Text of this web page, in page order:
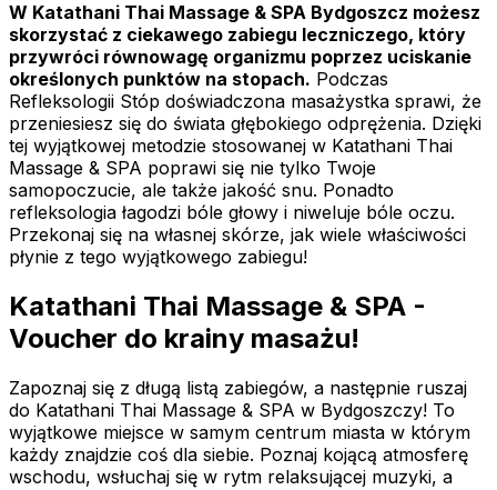
W Katathani Thai Massage & SPA Bydgoszcz możesz
skorzystać z ciekawego zabiegu leczniczego, który
przywróci równowagę organizmu poprzez uciskanie
określonych punktów na stopach. Podczas
Refleksologii Stóp doświadczona masażystka sprawi, że
przeniesiesz się do świata głębokiego odprężenia. Dzięki
tej wyjątkowej metodzie stosowanej w Katathani Thai
Massage & SPA poprawi się nie tylko Twoje
samopoczucie, ale także jakość snu. Ponadto
refleksologia łagodzi bóle głowy i niweluje bóle oczu.
Przekonaj się na własnej skórze, jak wiele właściwości
płynie z tego wyjątkowego zabiegu!
Katathani Thai Massage & SPA -
Voucher do krainy masażu!
Zapoznaj się z długą listą zabiegów, a następnie ruszaj
do Katathani Thai Massage & SPA w Bydgoszczy! To
wyjątkowe miejsce w samym centrum miasta w którym
każdy znajdzie coś dla siebie. Poznaj kojącą atmosferę
wschodu, wsłuchaj się w rytm relaksującej muzyki, a